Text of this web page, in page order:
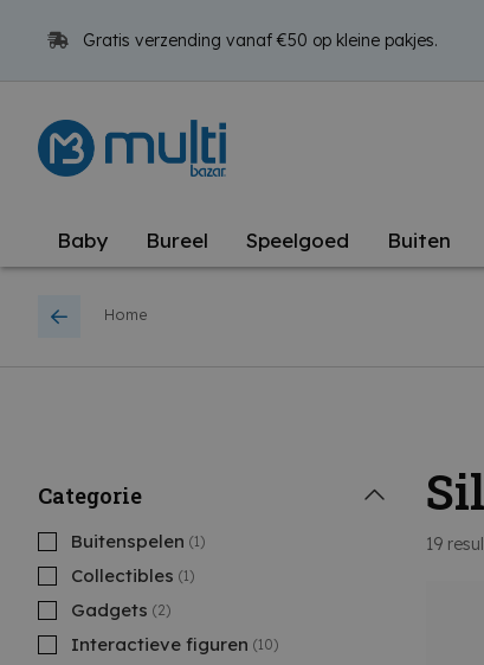
Gratis verzending vanaf €50 op kleine pakjes.
Baby Bureel Speelgoed Buiten
Home
Categorie
Buitenspelen (1)
Collectibles (1)
Gadgets (2)
Interactieve figuren (10)
19